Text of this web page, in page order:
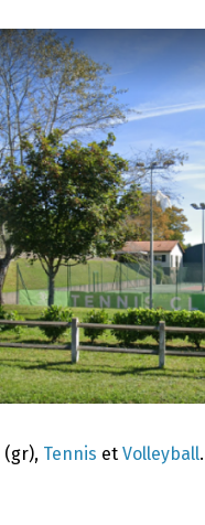
(gr), Tennis et Volleyball.